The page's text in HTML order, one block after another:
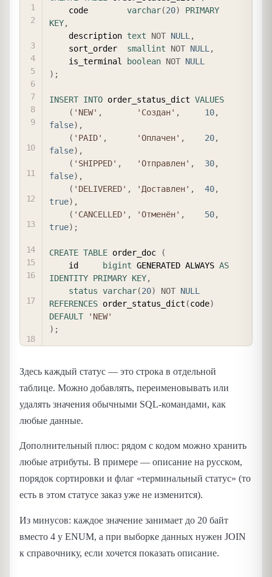
    code
varchar(20)
PRIMARY
KEY,
    description
text NOT NULL ,
    sort_order
smallint NOT NULL ,
    is_terminal
boolean NOT NULL
) ;
INSERT INTO order_status_dict VALUES
( 'NEW' , 'Создан' , 10,
false) ,
( 'PAID' , 'Оплачен' , 20,
false) ,
( 'SHIPPED' , 'Отправлен' , 30,
false) ,
( 'DELIVERED' , 'Доставлен' , 40,
true) ,
( 'CANCELLED' , 'Отменён' , 50,
true) ;
CREATE TABLE order_doc
(
    id
bigint GENERATED ALWAYS AS
IDENTITY PRIMARY KEY,
status varchar(20) NOT NULL
REFERENCES order_status_dict (code)
DEFAULT
'NEW'
) ;
Здесь каждый статус — это строка в отдельной
таблице. Можно добавлять, переименовывать или
удалять значения обычными SQL-командами, как
любые данные.
Дополнительный плюс: рядом с кодом можно хранить
любые атрибуты. В примере — описание на русском,
порядок сортировки и флаг «терминальный статус» (то
есть в этом статусе заказ уже не изменится).
Из минусов: каждое значение занимает до 20 байт
вместо 4 у ENUM, а при выборке данных нужен JOIN
к справочнику, если хочется показать описание.